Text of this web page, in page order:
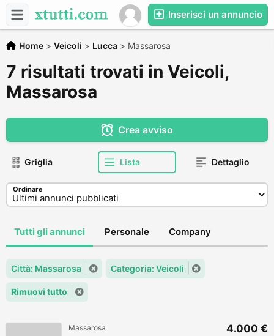
Inserisci un annuncio
Home > Veicoli > Lucca > Massarosa
7 risultati trovati in Veicoli,
Massarosa
Crea avviso
Griglia Lista Dettaglio
Ordinare
Tutti gli annunci Personale Company
Città: Massarosa Categoria: Veicoli
Rimuovi tutto
Massarosa 4.000 €